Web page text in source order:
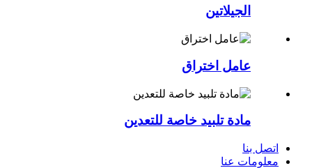
الجيلاتين
عامل اختراق
مادة تلبيد خاصة للتعدين
اتصل بنا
معلومات عنا